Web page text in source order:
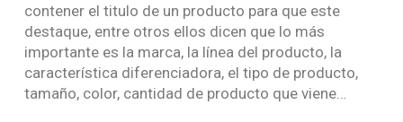
contener el titulo de un producto para que este
destaque, entre otros ellos dicen que lo más
importante es la marca, la línea del producto, la
característica diferenciadora, el tipo de producto,
tamaño, color, cantidad de producto que viene…